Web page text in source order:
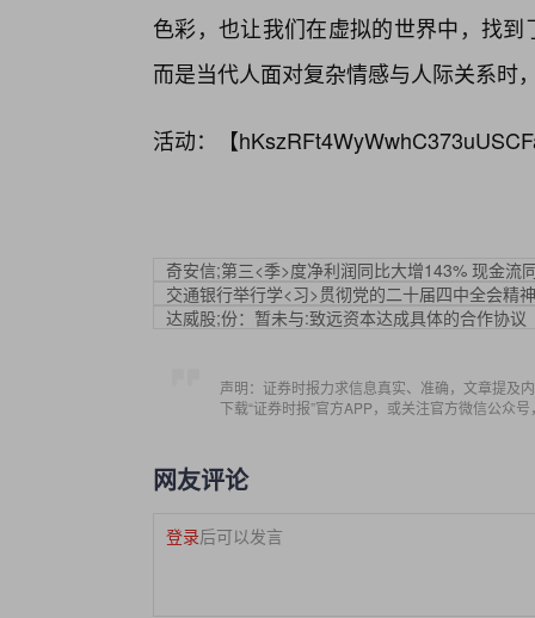
色彩，也让我们在虚拟的世界中，找
而是当代人面对复杂情感与人际关系时
活动：【
奇安信;第三<季>度净利润同比大增143% 现金流
交通银行举行学<习>贯彻党的二十届四中全会精
达威股;份：暂未与:致远资本达成具体的合作协议
声明：证券时报力求信息真实、准确，文章提及
下载“证券时报”官方APP，或关注官方微信公众
网友评论
登录后可以发言